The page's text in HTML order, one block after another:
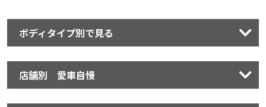
ボディタイプ別で見る
店舗別 愛車自慢